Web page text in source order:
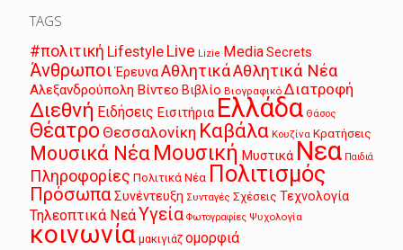
TAGS
#πολιτική Lifestyle Live Lizie MediaSecrets
Άνθρωποι ΈρευναΑθλητικάΑθλητικά Νέα
Αλεξανδρούπολη Βίντεο Βιβλίο Βιογραφικό Διατροφή
Διεθνή Ειδήσεις Εισιτήρια Ελλάδα Θάσος
Θέατρο Θεσσαλονίκη Καβάλα Κουζίνα Κρατήσεις
Μουσικά Νέα Μουσική Μυστικά Νεα Παιδιά
Πληροφορίες Πολιτικά Νέα Πολιτισμός
ΠρόσωπαΣυνέντευξη Συνταγές Σχέσεις Τεχνολογία
Τηλεοπτικά ΝεάΥγεία Φωτογραφίες Ψυχολογία
κοινωνία μακιγιάζ ομορφιά